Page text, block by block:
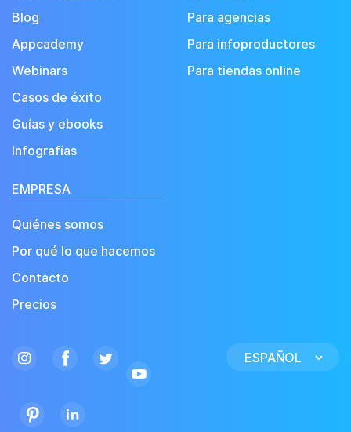
Para agencias
Para infoproductores
Para tiendas online
EMPRESA
Quiénes somos
Por qué lo que hacemos
Contacto
Precios
Blog
Appcademy
Webinars
Casos de éxito
Guías y ebooks
Infografías
Elegir